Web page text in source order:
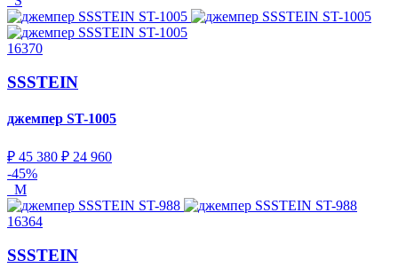
16370
SSSTEIN
джемпер ST-1005
₽ 45 380 ₽ 24 960
-45%
M
16364
SSSTEIN